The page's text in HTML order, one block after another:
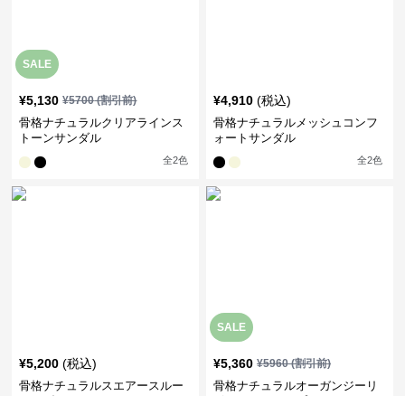
SALE
¥5,130 ¥5700(割引前)
骨格ナチュラルクリアラインス
トーンサンダル
全2色
¥4,910 (税込)
骨格ナチュラルメッシュコンフ
ォートサンダル
全2色
¥5,200 (税込)
骨格ナチュラルスエアースルー
SALE
¥5,360 ¥5960(割引前)
骨格ナチュラルオーガンジーリ